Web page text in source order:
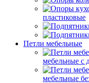
пластиковые
Петли мебельные
мебельные с
мебельные